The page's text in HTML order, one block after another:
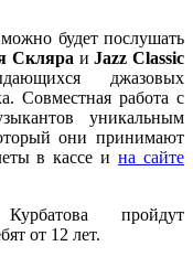
будет послушать
Скляра иJazz Classic
джазовых
Совместная работа с
уникальным
они принимают
в кассе ина сайте
пройдут
от 12 лет.